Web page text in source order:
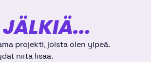
projekti, joista olen ylpeä.
niitä lisää.